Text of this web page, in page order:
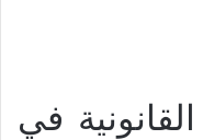
في